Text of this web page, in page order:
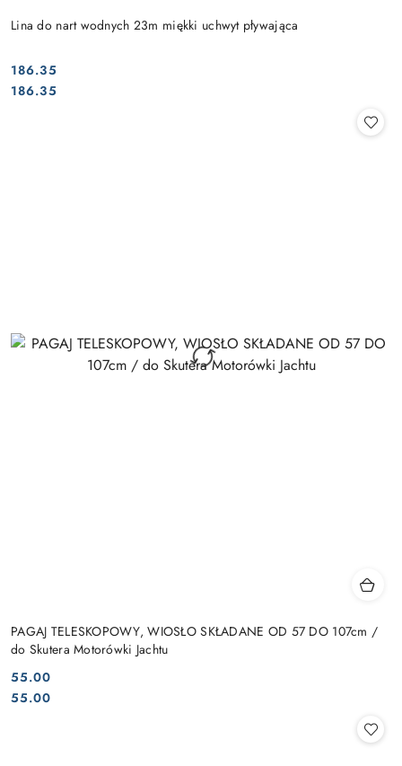
Lina do nart wodnych 23m miękki uchwyt pływająca
Cena:
186.35
Cena:
186.35
PAGAJ TELESKOPOWY, WIOSŁO SKŁADANE OD 57 DO 107cm /
do Skutera Motorówki Jachtu
Cena:
55.00
Cena:
55.00